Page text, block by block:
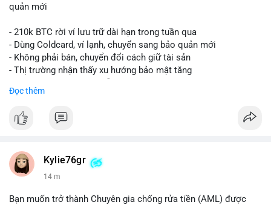
quản mới
- 210k BTC rời ví lưu trữ dài hạn trong tuần qua
- Dùng Coldcard, ví lạnh, chuyển sang bảo quản mới
- Không phải bán, chuyển đổi cách giữ tài sản
- Thị trường nhận thấy xu hướng bảo mật tăng
#vlikevn #titanbot
Đọc thêm
Kylie76gr
14 m
Bạn muốn trở thành Chuyên gia chống rửa tiền (AML) được